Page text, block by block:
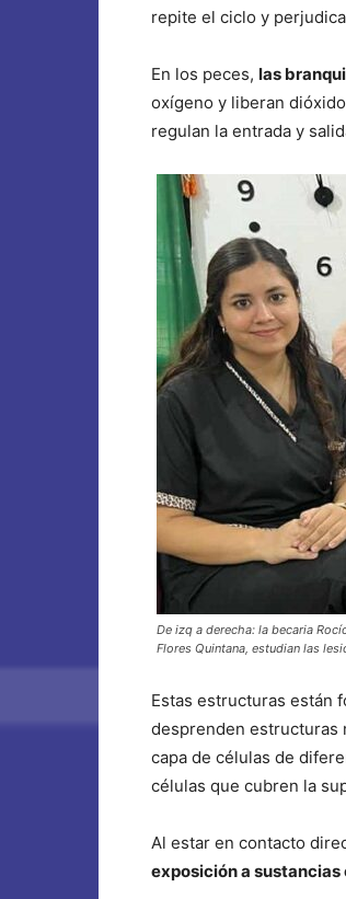
repite el ciclo y
En los peces, las
oxígeno y liberan
regulan la entrada y
De izq a derecha: la becaria
Flores Quintana, estudian las
Estas estructuras están
desprenden estructuras
capa de células de
células que cubren la
Al estar en contacto
exposición a